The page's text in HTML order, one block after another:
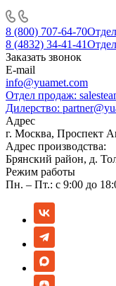
8 (800) 707-64-70
8 (4832) 34-41-41
Заказать звонок
E-mail
info@yuamet.com
Отдел продаж:
Дилерство:
Адрес
г. Москва, Проспект
Адрес производства:
Брянский район, д.
Режим работы
Пн. – Пт.: с 9:00 до